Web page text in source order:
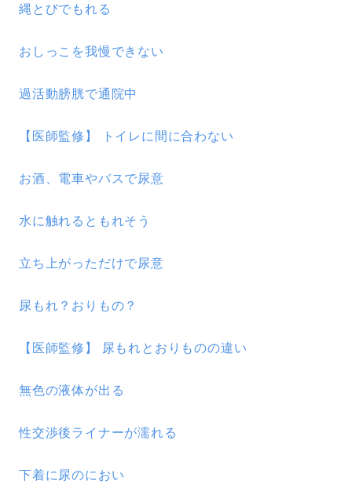
縄とびでもれる
おしっこを我慢できない
過活動膀胱で通院中
【医師監修】 トイレに間に合わない
お酒、電車やバスで尿意
水に触れるともれそう
立ち上がっただけで尿意
尿もれ？おりもの？
【医師監修】 尿もれとおりものの違い
無色の液体が出る
性交渉後ライナーが濡れる
下着に尿のにおい